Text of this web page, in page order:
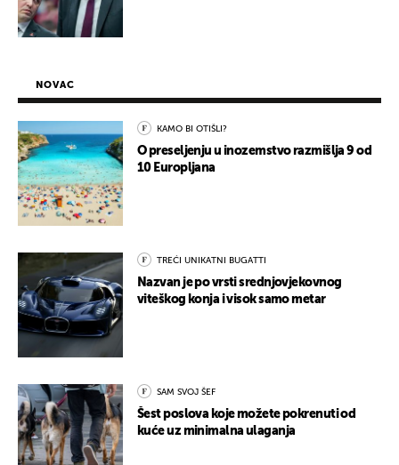
NOVAC
KAMO BI OTIŠLI?
O preseljenju u inozemstvo razmišlja 9 od
10 Europljana
TREĆI UNIKATNI BUGATTI
Nazvan je po vrsti srednjovjekovnog
viteškog konja i visok samo metar
SAM SVOJ ŠEF
Šest poslova koje možete pokrenuti od
kuće uz minimalna ulaganja